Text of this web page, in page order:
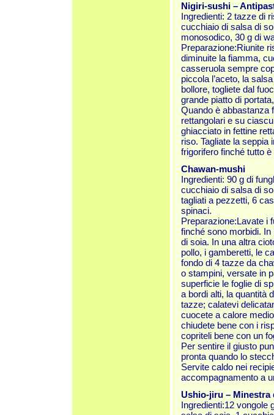
Nigiri-sushi –
Ingredienti: 2 tazze di
cucchiaio di salsa di
monosodico, 30 g di
Preparazione:Riunite
diminuite la fiamma,
casseruola sempre
piccola l’aceto, la
bollore, togliete dal
grande piatto di
Quando è abbastanza
rettangolari e su
ghiacciato in fettine
riso. Tagliate la seppia
frigorifero finché tutto
Chawan-mushi
Ingredienti: 90 g di
cucchiaio di salsa di
tagliati a pezzetti, 6
spinaci.
Preparazione:Lavate i
finché sono morbidi.
di soia. In una altra
pollo, i gamberetti, le
fondo di 4 tazze da
o stampini, versate in
superficie le foglie di
a bordi alti, la quantità
tazze; calatevi
cuocete a calore
chiudete bene con i
copriteli bene con un
Per sentire il giusto
pronta quando lo
Servite caldo nei
accompagnamento a
Ushio-jiru – Minestra
Ingredienti:12 vongole